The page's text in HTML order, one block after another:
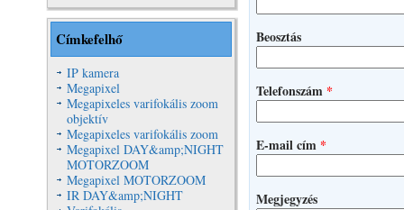
Címkefelhő
IP kamera
Megapixel
Megapixeles varifokális zoom
objektív
Megapixeles varifokális zoom
Megapixel DAY&amp;NIGHT
MOTORZOOM
Megapixel MOTORZOOM
IR DAY&amp;NIGHT
Beosztás
Telefonszám *
E-mail cím *
Megjegyzés